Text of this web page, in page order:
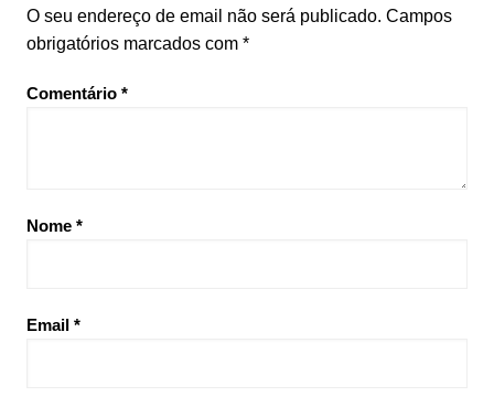
O seu endereço de email não será publicado. Campos
obrigatórios marcados com *
Comentário *
Nome *
Email *